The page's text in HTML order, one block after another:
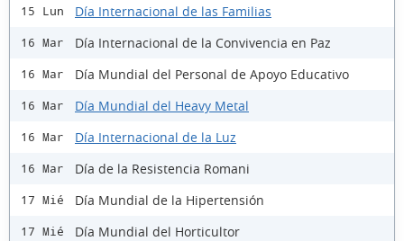
15 Lun Día Internacional de las Familias
16 Mar Día Internacional de la Convivencia en Paz
16 Mar Día Mundial del Personal de Apoyo Educativo
16 Mar Día Mundial del Heavy Metal
16 Mar Día Internacional de la Luz
16 Mar Día de la Resistencia Romani
17 Mié Día Mundial de la Hipertensión
17 Mié Día Mundial del Horticultor